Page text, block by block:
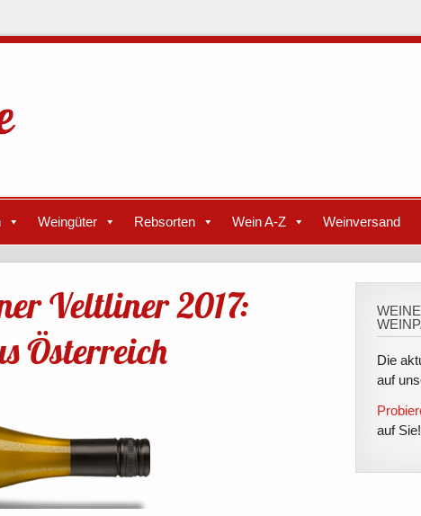
Weingüter Rebsorten Wein A-Z Weinversand
Veltliner 2017:
Österreich
Die
auf
auf Sie!